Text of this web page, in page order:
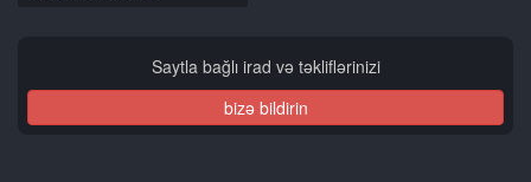
Saytla bağlı irad və təkliflərinizi
bizə bildirin